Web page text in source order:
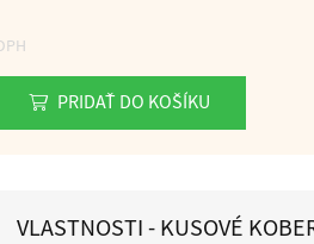
PRIDAŤ DO KOŠÍKU
VLASTNOSTI - KUSOVÉ